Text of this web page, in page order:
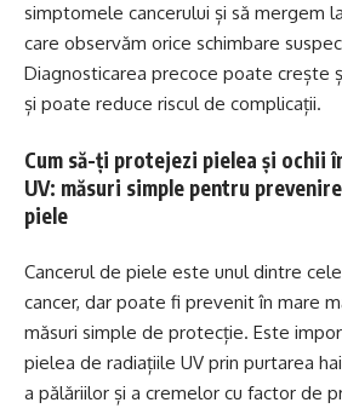
simptomele cancerului și să mergem
care observăm orice schimbare
Diagnosticarea precoce poate crește
și poate reduce riscul de complicații.
Cum să-ți protejezi pielea și ochii
UV: măsuri simple pentru
piele
Cancerul de piele este unul dintre
cancer, dar poate fi prevenit în mare
măsuri simple de protecție. Este
pielea de radiațiile UV prin purtarea
a pălăriilor și a cremelor cu factor de